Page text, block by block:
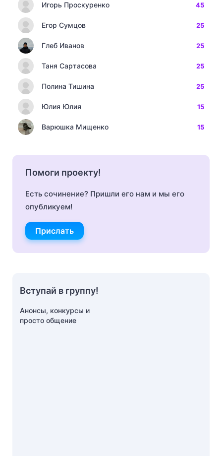
Игорь Проскуренко 45
Егор Сумцов 25
Глеб Иванов 25
Таня Сартасова 25
Полина Тишина 25
Юлия Юлия 15
Варюшка Мищенко 15
Помоги проекту!
Есть сочинение? Пришли его нам и мы его
опубликуем!
Прислать
Вступай в группу!
Анонсы, конкурсы и
просто общение